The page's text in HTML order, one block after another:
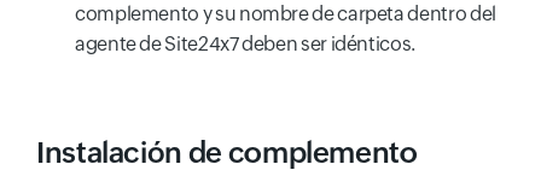
complemento y su nombre de carpeta dentro del
agente de Site24x7 deben ser idénticos.
Instalación de complemento